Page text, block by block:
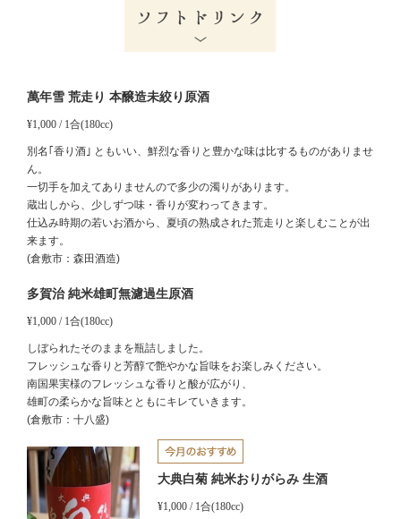
萬年雪 荒走り 本醸造未絞り原酒
¥1,000 / 1合(180cc)
別名｢香り酒｣ ともいい、鮮烈な香りと豊かな味は比するものがありませ
ん。
一切手を加えてありませんので多少の濁りがあります。
蔵出しから、少しずつ味・香りが変わってきます。
仕込み時期の若いお酒から、夏頃の熟成された荒走りと楽しむことが出
来ます。
(倉敷市： 森田酒造)
多賀治 純米雄町無濾過生原酒
¥1,000 / 1合(180cc)
しぼられたそのままを瓶詰しました。
フレッシュな香りと芳醇で艶やかな旨味をお楽しみください。
南国果実様のフレッシュな香りと酸が広がり、
雄町の柔らかな旨味とともにキレていきます。
(倉敷市：十八盛)
大典白菊 純米おりがらみ 生酒
¥1,000 / 1合(180cc)